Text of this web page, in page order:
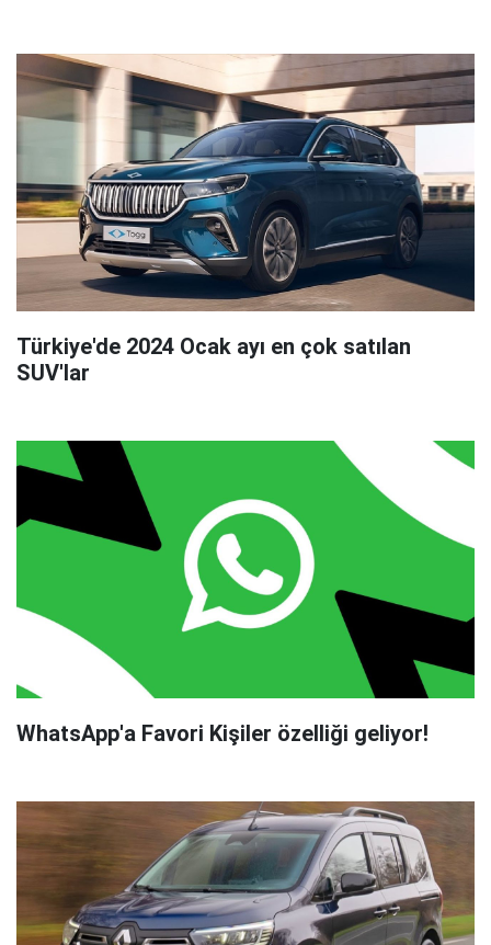
Türkiye'de 2024 Ocak ayı en çok satılan
SUV'lar
WhatsApp'a Favori Kişiler özelliği geliyor!